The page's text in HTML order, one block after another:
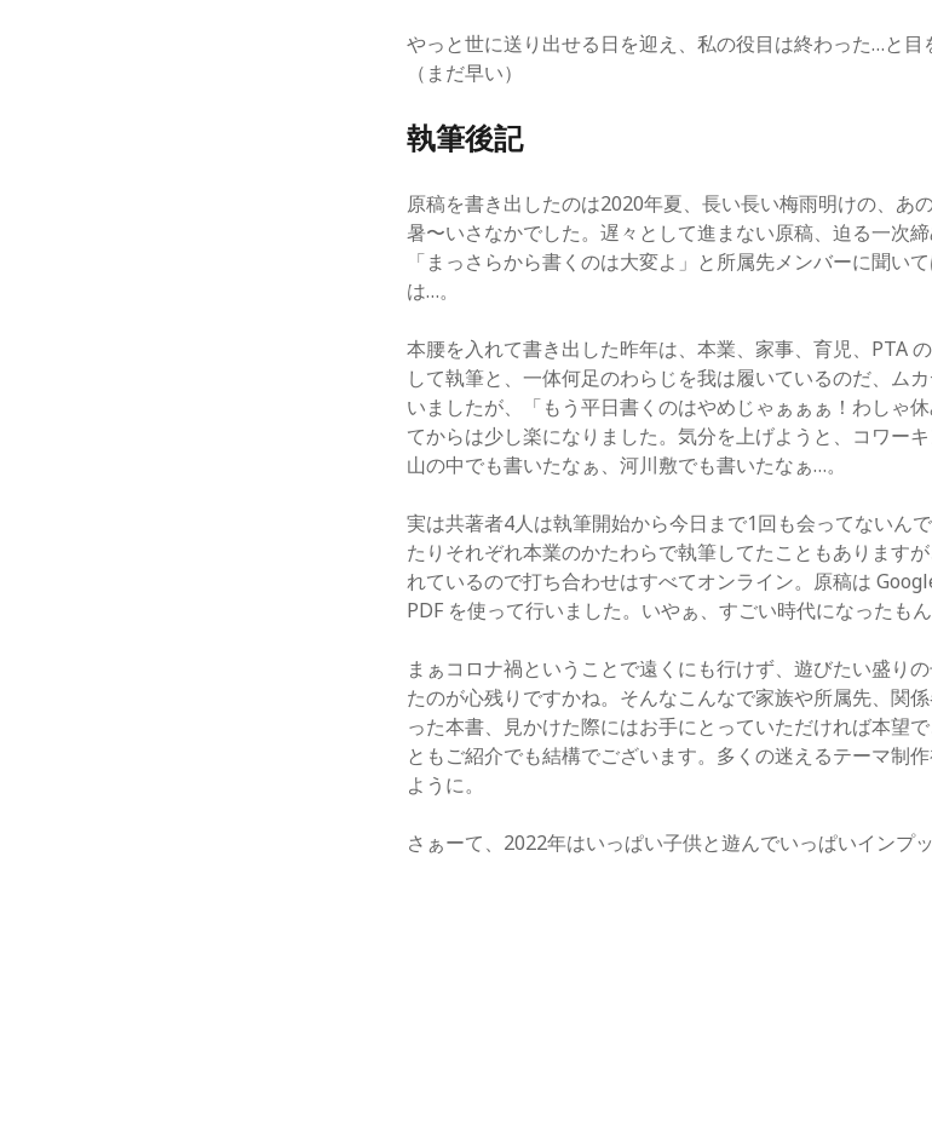
やっと世に送り出せる日を迎え、私の役目は終わった…と目
（まだ早い）
執筆後記
原稿を書き出したのは2020年夏、長い長い梅雨明けの、あ
暑〜いさなかでした。遅々として進まない原稿、迫る一次
「まっさらから書くのは大変よ」と所属先メンバーに聞い
は…。
本腰を入れて書き出した昨年は、本業、家事、育児、PTA
して執筆と、一体何足のわらじを我は履いているのだ、ム
いましたが、「もう平日書くのはやめじゃぁぁぁ！わしゃ
てからは少し楽になりました。気分を上げようと、コワー
山の中でも書いたなぁ、河川敷でも書いたなぁ…。
実は共著者4人は執筆開始から今日まで1回も会ってないん
たりそれぞれ本業のかたわらで執筆してたこともあります
れているので打ち合わせはすべてオンライン。原稿は
PDF を使って行いました。いやぁ、すごい時代になったもん
まぁコロナ禍ということで遠くにも行けず、遊びたい盛り
たのが心残りですかね。そんなこんなで家族や所属先、関
った本書、見かけた際にはお手にとっていただければ本望
ともご紹介でも結構でございます。多くの迷えるテーマ制
ように。
さぁーて、2022年はいっぱい子供と遊んでいっぱいインプ